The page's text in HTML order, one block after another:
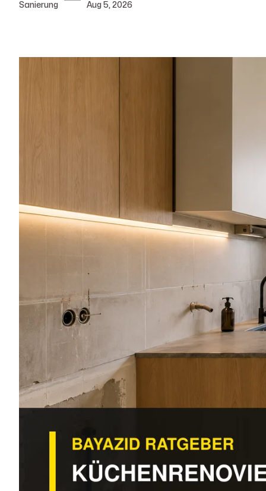
Sanierung Aug 5, 2026